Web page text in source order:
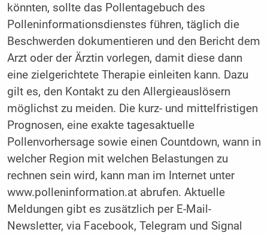
könnten, sollte das Pollentagebuch des
Polleninformationsdienstes führen, täglich die
Beschwerden dokumentieren und den Bericht dem
Arzt oder der Ärztin vorlegen, damit diese dann
eine zielgerichtete Therapie einleiten kann. Dazu
gilt es, den Kontakt zu den Allergieauslösern
möglichst zu meiden. Die kurz- und mittelfristigen
Prognosen, eine exakte tagesaktuelle
Pollenvorhersage sowie einen Countdown, wann in
welcher Region mit welchen Belastungen zu
rechnen sein wird, kann man im Internet unter
www.polleninformation.at abrufen. Aktuelle
Meldungen gibt es zusätzlich per E-Mail-
Newsletter, via Facebook, Telegram und Signal